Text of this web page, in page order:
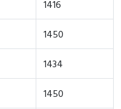
1416
1450
1434
1450